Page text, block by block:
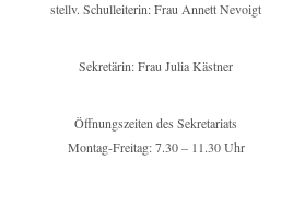
stellv. Schulleiterin: Frau Annett Nevoigt
Sekretärin: Frau Julia Kästner
Öffnungszeiten des Sekretariats
Montag-Freitag: 7.30 – 11.30 Uhr